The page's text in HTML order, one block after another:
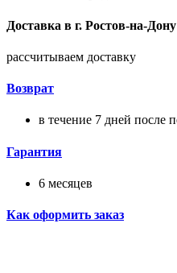
Доставка в г. Ростов-на-Дону
рассчитываем доставку
Возврат
в течение 7 дней после
Гарантия
6 месяцев
Как оформить заказ